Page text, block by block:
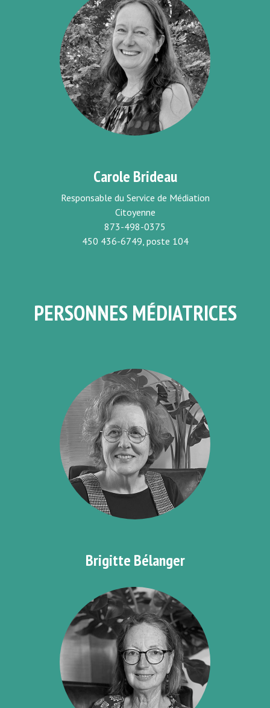
Carole Brideau
Responsable du Service de Médiation
Citoyenne
873-498-0375
450 436-6749, poste 104
PERSONNES MÉDIATRICES
Brigitte Bélanger